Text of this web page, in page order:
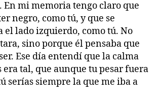
En mi memoria tengo claro que
negro, como tú, y que se
el lado izquierdo, como tú. No
sino porque él pensaba que
Ese día entendí que la calma
era tal, que aunque tu pesar fuera
serías siempre la que me iba a